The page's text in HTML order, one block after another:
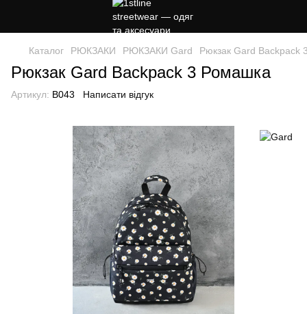
Каталог РЮКЗАКИ РЮКЗАКИ Gard Рюкзак Gard Backpack
Рюкзак Gard Backpack 3 Ромашка
Артикул: B043 Написати відгук